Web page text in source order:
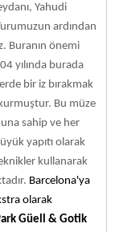
Yahudi
ardından
Buranın önemi
yılında burada
bir iz bırakmak
Bu müze
sahip ve her
yapıtı olarak
kullanarak
Barcelona'ya
olarak
Güell & Gotik